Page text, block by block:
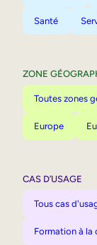
Santé
ZONE
Toutes zones
Europe
CAS D’USAGE
Tous cas
Formation à